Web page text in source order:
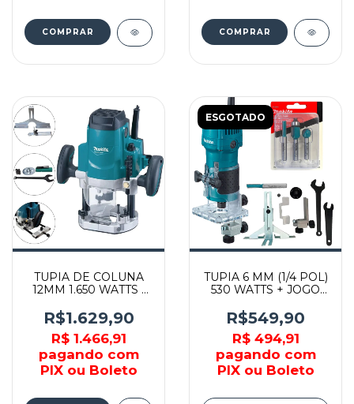
COMPRAR COMPRAR
TUPIA DE COLUNA
12MM 1.650 WATTS -
R$1.629,90
R$ 1.466,91
pagando com
PIX ou Boleto
ESGOTADO
TUPIA 6 MM (1/4 POL)
530 WATTS + JOGO
MAKITA
R$549,90
R$ 494,91
pagando com
PIX ou Boleto